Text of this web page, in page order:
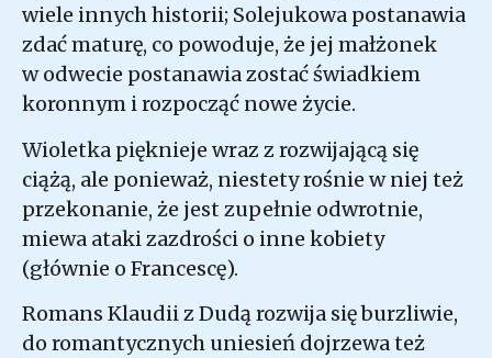
wiele innych historii; Solejukowa postanawia
zdać maturę, co powoduje, że jej małżonek
w odwecie postanawia zostać świadkiem
koronnym i rozpocząć nowe życie.
Wioletka pięknieje wraz z rozwijającą się
ciążą, ale ponieważ, niestety rośnie w niej też
przekonanie, że jest zupełnie odwrotnie,
miewa ataki zazdrości o inne kobiety
(głównie o Francescę).
Romans Klaudii z Dudą rozwija się burzliwie,
do romantycznych uniesień dojrzewa też